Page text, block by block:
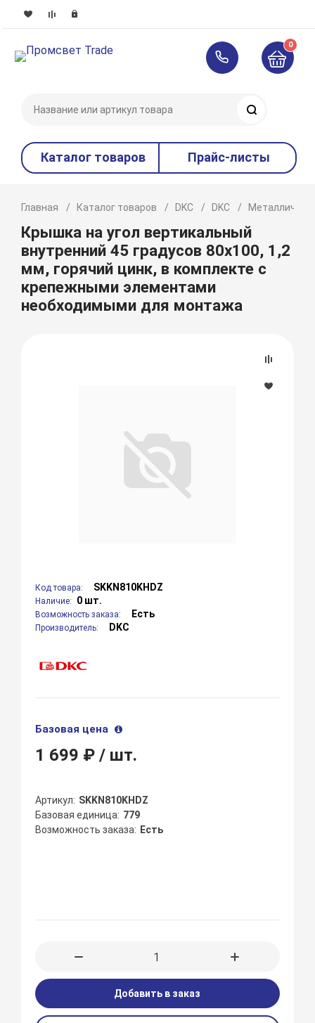
0
Каталог товаров Прайс-листы
Главная Каталог товаров DKC DKC
Крышка на угол вертикальный
внутренний 45 градусов 80х100, 1,2
мм, горячий цинк, в комплекте с
крепежными элементами
необходимыми для монтажа
Код товара: SKKN810KHDZ
Наличие: 0 шт.
Возможность заказа: Есть
Производитель: DKC
Базовая цена
1 699 ₽/ шт.
Артикул
SKKN810KHDZ
Базовая единица 779
Возможность заказа
Есть
Добавить в заказ